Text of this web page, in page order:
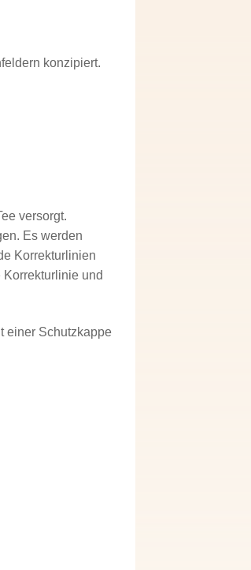
konzipiert.
versorgt.
Es werden
Korrekturlinien
und
einer Schutzkappe